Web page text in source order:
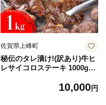
佐賀県上峰町
秘伝のタレ漬け!(訳あり)牛ヒ
レサイコロステーキ 1000g
10,000円